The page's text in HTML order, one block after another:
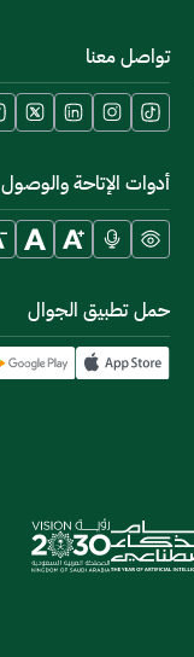
تواصل معنا
أدوات الإتاحة والوصول
حمل تطبيق الجوال